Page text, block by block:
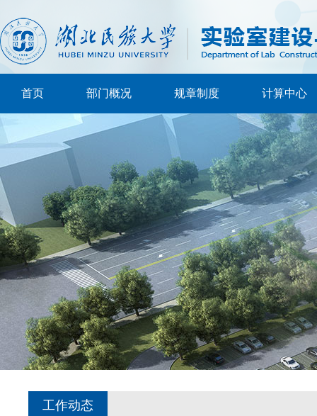
首页 部门概况 规章制度 计算中心
工作动态